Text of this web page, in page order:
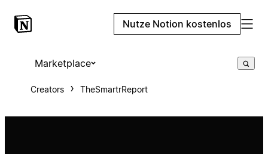
Nutze Notion kostenlos
Marketplace
Creators TheSmartrReport